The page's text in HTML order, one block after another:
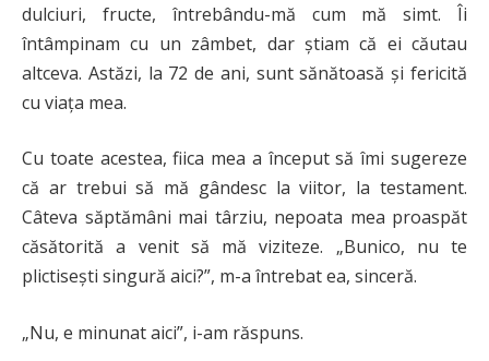
dulciuri, fructe, întrebându-mă cum mă simt. Îi
întâmpinam cu un zâmbet, dar știam că ei căutau
altceva. Astăzi, la 72 de ani, sunt sănătoasă și fericită
cu viața mea.
Cu toate acestea, fiica mea a început să îmi sugereze
că ar trebui să mă gândesc la viitor, la testament.
Câteva săptămâni mai târziu, nepoata mea proaspăt
căsătorită a venit să mă viziteze. „Bunico, nu te
plictisești singură aici?”, m-a întrebat ea, sinceră.
„Nu, e minunat aici”, i-am răspuns.